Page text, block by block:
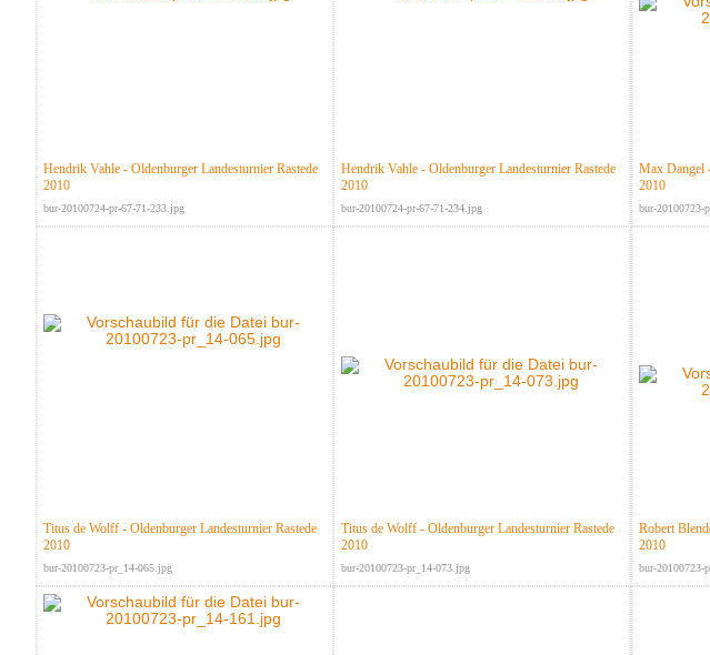
Hendrik Vahle - Oldenburger Landesturnier Rastede
2010
bur-20100724-pr-67-71-233.jpg
Hendrik Vahle - Oldenburger Landesturnier Rastede
2010
bur-20100724-pr-67-71-234.jpg
Max Dangel
2010
bur-20100723-
Titus de Wolff - Oldenburger Landesturnier Rastede
2010
bur-20100723-pr_14-065.jpg
Titus de Wolff - Oldenburger Landesturnier Rastede
2010
bur-20100723-pr_14-073.jpg
Robert
2010
bur-20100723-